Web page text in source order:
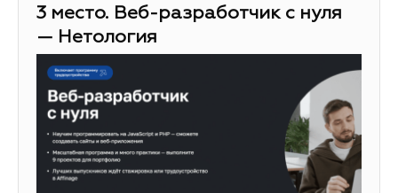
3 место. Веб-разработчик с нуля
— Нетология